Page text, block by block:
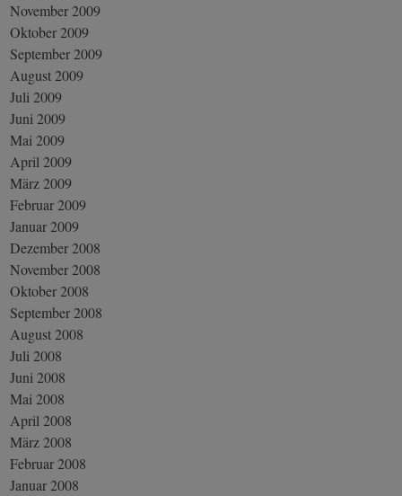
November 2009
Oktober 2009
September 2009
August 2009
Juli 2009
Juni 2009
Mai 2009
April 2009
März 2009
Februar 2009
Januar 2009
Dezember 2008
November 2008
Oktober 2008
September 2008
August 2008
Juli 2008
Juni 2008
Mai 2008
April 2008
März 2008
Februar 2008
Januar 2008